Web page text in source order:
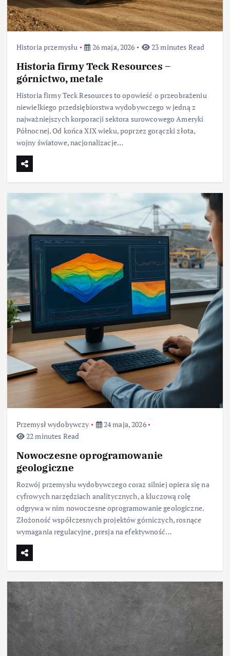
Historia przemysłu 26 maja, 2026 23 minutes Read
Historia firmy Teck Resources –
górnictwo, metale
Historia firmy Teck Resources to opowieść o przeobrażeniu
niewielkiego przedsiębiorstwa wydobywczego w jedną z
najważniejszych korporacji sektora surowcowego Ameryki
Północnej. Od końca XIX wieku, poprzez gorączki złota,
wojny światowe, nacjonalizacje…
Przemysł wydobywczy
24 maja, 2026
22 minutes Read
Nowoczesne oprogramowanie
geologiczne
Rozwój przemysłu wydobywczego coraz silniej opiera się na
cyfrowych narzędziach analitycznych, a kluczową rolę
odgrywa w nim nowoczesne oprogramowanie geologiczne.
Złożoność współczesnych projektów górniczych, rosnące
wymagania regulacyjne, presja na efektywność…